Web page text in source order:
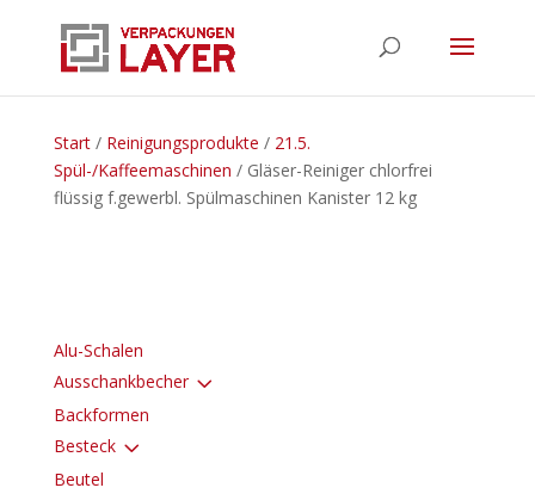
Start/ Reinigungsprodukte / 21.5.
Spül-/Kaffeemaschinen / Gläser-Reiniger chlorfrei
flüssig f.gewerbl. Spülmaschinen Kanister 12 kg
Alu-Schalen
Ausschankbecher3
Backformen
Besteck3
Beutel